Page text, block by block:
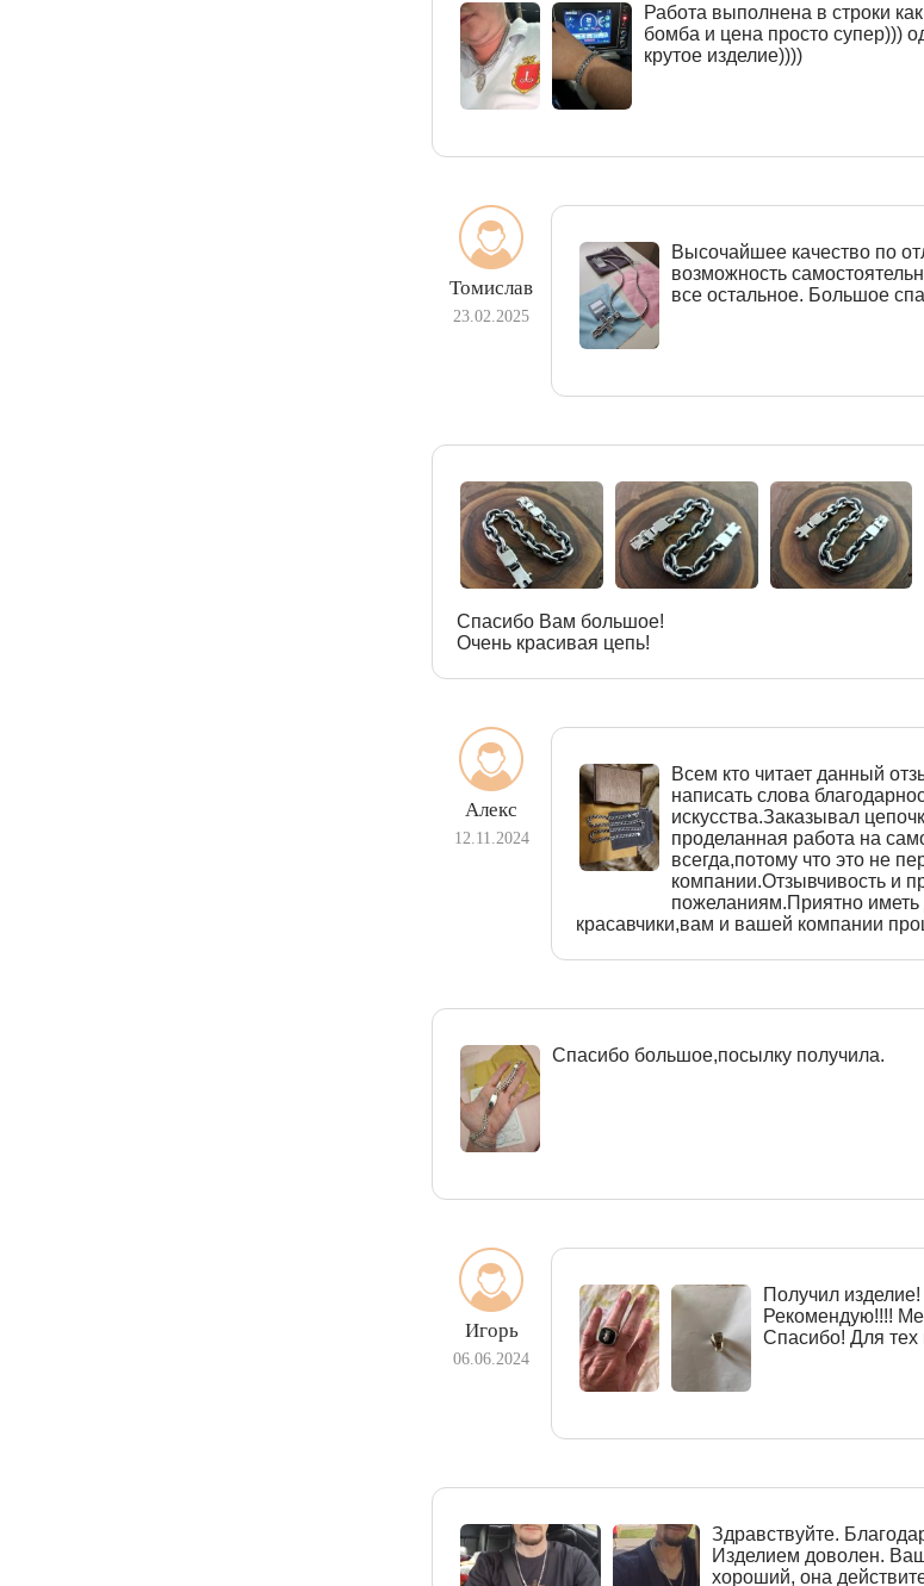
Работа выполнена в строки
бомба и цена просто супер)))
крутое изделие))))
Томислав
23.02.2025
Высочайшее качество по
возможность
все остальное. Большое
Спасибо Вам большое!
Очень красивая цепь!
Алекс
12.11.2024
Всем кто читает данный
написать слова
искусства.Заказывал
проделанная работа на
всегда,потому что это не
компании.Отзывчивость и
пожеланиям.Приятно
красавчики,вам и вашей компании
Спасибо большое,посылку получила.
Игорь
06.06.2024
Получил
Рекомендую!!!!
Спасибо! Для тех
Здравствуйте.
Изделием доволен.
хороший, она